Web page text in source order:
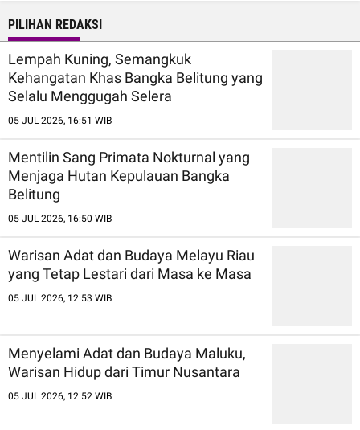
PILIHAN REDAKSI
Lempah Kuning, Semangkuk
Kehangatan Khas Bangka Belitung yang
Selalu Menggugah Selera
05 JUL 2026, 16:51 WIB
Mentilin Sang Primata Nokturnal yang
Menjaga Hutan Kepulauan Bangka
Belitung
05 JUL 2026, 16:50 WIB
Warisan Adat dan Budaya Melayu Riau
yang Tetap Lestari dari Masa ke Masa
05 JUL 2026, 12:53 WIB
Menyelami Adat dan Budaya Maluku,
Warisan Hidup dari Timur Nusantara
05 JUL 2026, 12:52 WIB